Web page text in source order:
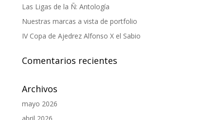
Las Ligas de la Ñ: Antología
Nuestras marcas a vista de portfolio
IV Copa de Ajedrez Alfonso X el Sabio
Comentarios recientes
Archivos
mayo 2026